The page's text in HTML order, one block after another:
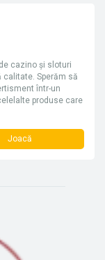
cazino și sloturi
calitate. Sperăm să
într-un
produse care
Joacă